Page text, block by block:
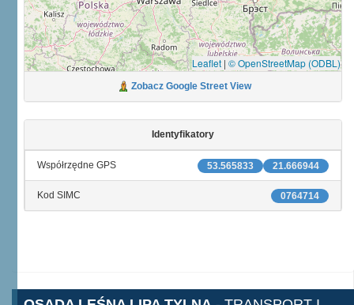
Leaflet | © OpenStreetMap (ODBL)
Zobacz Google Street View
Identyfikatory
21.666944
53.565833
Współrzędne GPS
0764714
Kod SIMC